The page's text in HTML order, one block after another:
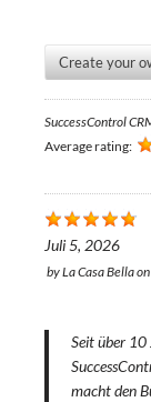
Create your
SuccessControl
Average rating:
Juli 5, 2026
byLa Casa Bellaon
Seit über 10
macht den